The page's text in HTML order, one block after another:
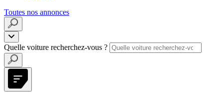
Toutes nos annonces
Quelle voiture recherchez-vous ?